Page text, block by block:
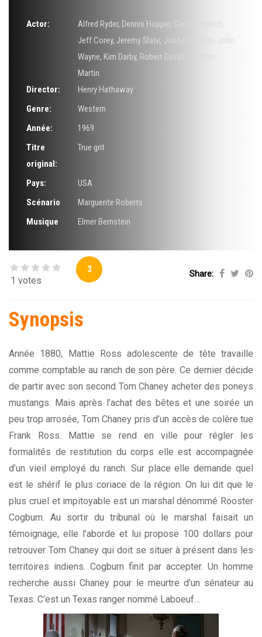
Actor: Alfred Ryder, Dennis Hopper,
Jeff Corey, Jeremy Slate, John Doucette
John
Wayne, Kim Darby, Robert Duvall
Martin
Director:
Henry Hathaway
Genre:
Western
Année:
1969
Titre
original:
True grit
Pays:
USA
Scénario
Marguerite Roberts
Musique
Elmer Bernstein
1 votes
3 Share:
Synopsis
Année 1880, Mattie Ross adolescente de tête travaille
comme comptable au ranch de son père. Ce dernier décide
de partir avec son second Tom Chaney acheter des poneys
mustangs. Mais après l’achat des bêtes et une soirée un
peu trop arrosée, Tom Chaney pris d’un accès de colère tue
Frank Ross. Mattie se rend en ville pour régler les
formalités de restitution du corps elle est accompagnée
d’un vieil employé du ranch. Sur place elle demande quel
est le shérif le plus coriace de la région. On lui dit que le
plus cruel et impitoyable est un marshal dénommé Rooster
Cogburn. Au sortir du tribunal où le marshal faisait un
témoignage, elle l’aborde et lui propose 100 dollars pour
retrouver Tom Chaney qui doit se situer à présent dans les
territoires indiens. Cogburn finit par accepter. Un homme
recherche aussi Chaney pour le meurtre d’un sénateur au
Texas. C’est un Texas ranger nommé Laboeuf…